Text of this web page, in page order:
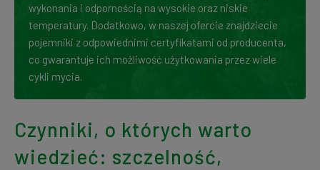
wykonania i odpornością na wysokie oraz niskie
temperatury. Dodatkowo, w naszej ofercie znajdziecie
pojemniki z odpowiednimi certyfikatami od producenta,
co gwarantuje ich możliwość użytkowania przez wiele
cykli mycia.
Czynniki, o których warto
wiedzieć: szczelność,